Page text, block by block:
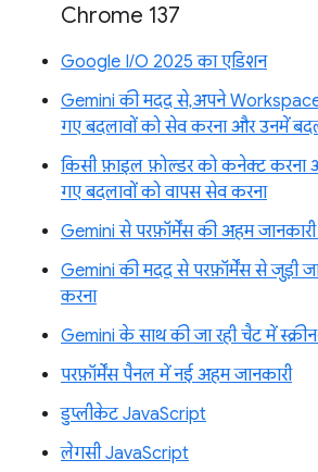
Chrome 137
Google I/O 2025 का एडिशन
Gemini की मदद से, अपने
गए बदलावों को सेव करना और उनमें
किसी फ़ाइल फ़ोल्डर को कनेक्ट करना
गए बदलावों को वापस सेव करना
Gemini से परफ़ॉर्मेंस की अहम
Gemini की मदद से परफ़ॉर्मेंस से जुड़ी
करना
Gemini के साथ की जा रही चैट में
परफ़ॉर्मेंस पैनल में नई अहम जानकारी
डुप्लीकेट JavaScript
लेगसी JavaScript